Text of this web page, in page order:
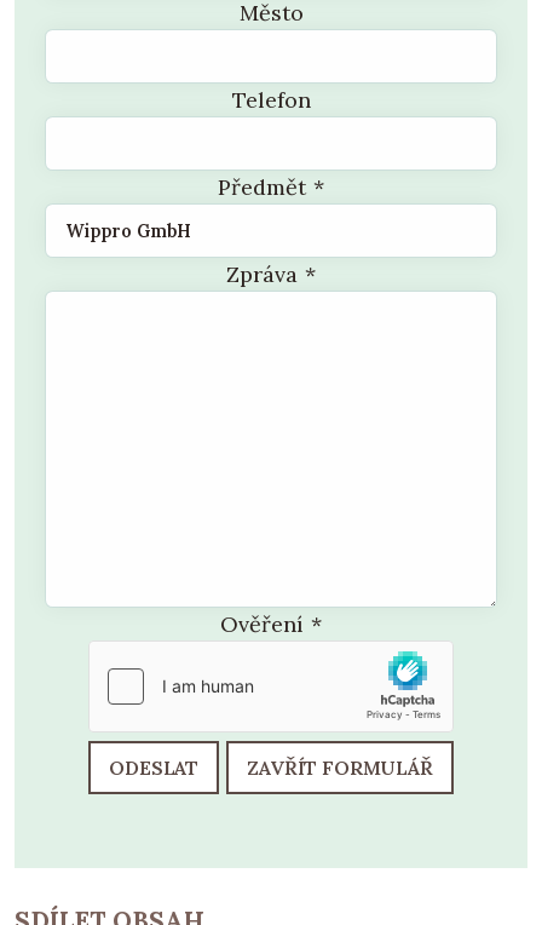
Město
Telefon
Předmět*
Zpráva *
Ověření *
ODESLAT ZAVŘÍT FORMULÁŘ